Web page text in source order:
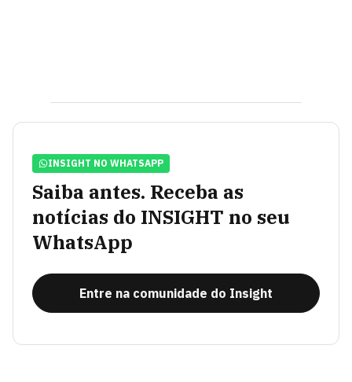
INSIGHT NO WHATSAPP
Saiba antes. Receba as
notícias do INSIGHT no seu
WhatsApp
Entre na comunidade do Insight